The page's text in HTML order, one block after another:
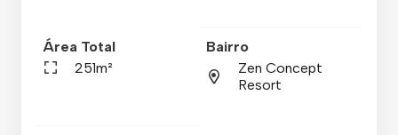
Área Total
251m²
Bairro
Zen Concept
Resort